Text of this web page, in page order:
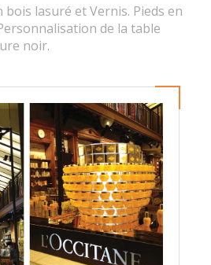
bois lasuré et Vernis. Pieds en
de la table
noir.